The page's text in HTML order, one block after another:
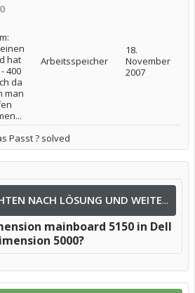
hat
400
da
man
Arbeitsspeicher
18.
November
2007
Passt ? solved
ANDERE USER SUCHTEN NACH LÖSUNG UND WEITEREN INFOS NACH:
mainboard 5150 in Dell
5000?